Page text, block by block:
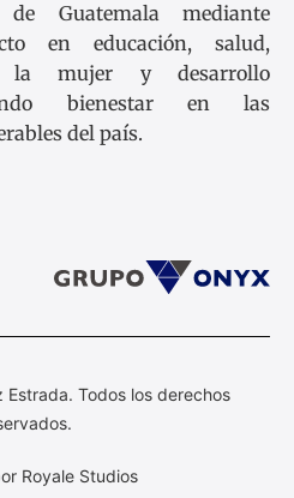
de Guatemala mediante
en educación, salud,
la mujer y desarrollo
bienestar en las
del país.
Estrada. Todos los derechos
Royale Studios